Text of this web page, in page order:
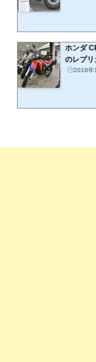
ホンダ
のレプリ
2018年